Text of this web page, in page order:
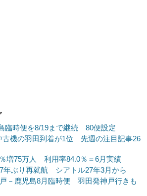
臨時便を8/19まで継続 80便設定
古機の羽田到着が1位 先週の注目記事26
増75万人 利用率84.0％＝6月実績
年ぶり再就航 シアトル27年3月から
－鹿児島8月臨時便 羽田発神戸行きも